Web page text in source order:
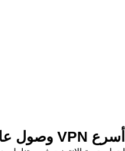
وصول عالمي من خلال VPN أسرع